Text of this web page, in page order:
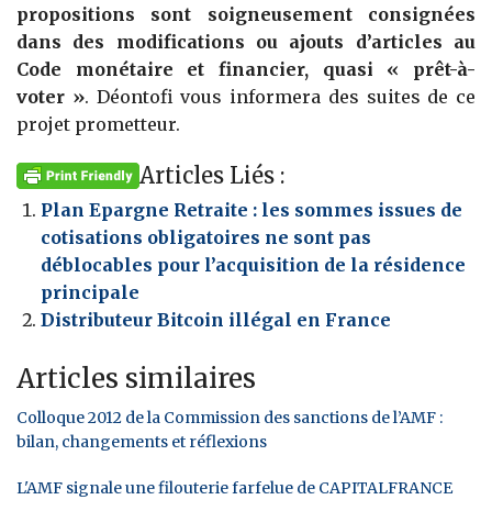
propositions sont soigneusement consignées
dans des modifications ou ajouts d’articles au
Code monétaire et financier, quasi « prêt-à-
voter ». Déontofi vous informera des suites de ce
projet prometteur.
Articles Liés :
Plan Epargne Retraite : les sommes issues de
cotisations obligatoires ne sont pas
déblocables pour l’acquisition de la résidence
principale
Distributeur Bitcoin illégal en France
Articles similaires
Colloque 2012 de la Commission des sanctions de l’AMF :
bilan, changements et réflexions
L'AMF signale une filouterie farfelue de CAPITALFRANCE